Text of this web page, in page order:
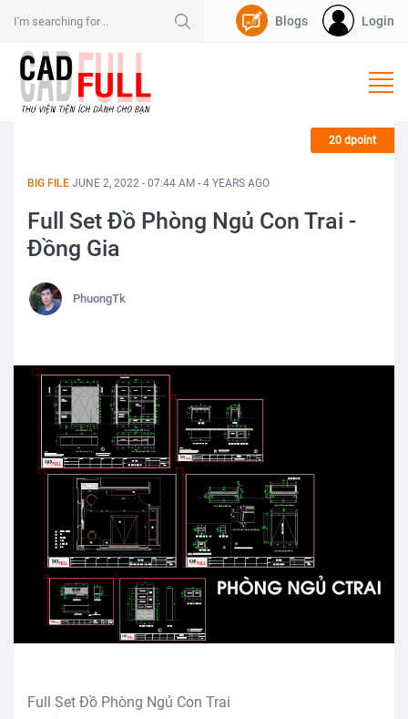
Login
Blogs
BIG FILE JUNE 2, 2022 - 07:44 AM - 4 YEARS AGO
Full Set Đồ Phòng Ngủ Con Trai -
Đồng Gia
PhuongTk
20 dpoint
Full Set Đồ Phòng Ngủ Con Trai